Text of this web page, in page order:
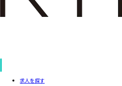
求人を探す